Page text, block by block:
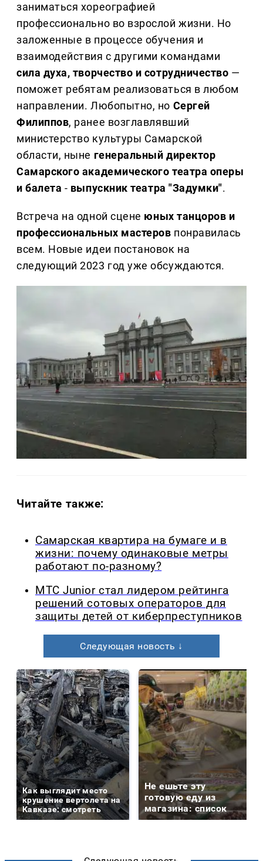
заниматься хореографией
профессионально во взрослой жизни. Но
заложенные в процессе обучения и
взаимодействия с другими командами
сила духа, творчество и сотрудничество —
поможет ребятам реализоваться в любом
направлении. Любопытно, но Сергей
Филиппов, ранее возглавлявший
министерство культуры Самарской
области, ныне генеральный директор
Самарского академического театра оперы
и балета - выпускник театра "Задумки".
Встреча на одной сцене юных танцоров и
профессиональных мастеров понравилась
всем. Новые идеи постановок на
следующий 2023 год уже обсуждаются.
Читайте также:
Самарская квартира на бумаге и в
жизни: почему одинаковые метры
работают по-разному?
МТС Junior стал лидером рейтинга
решений сотовых операторов для
защиты детей от киберпреступников
Следующая новость ↓
Как выглядит место
крушение вертолета на
Кавказе: смотреть
Не ешьте эту
готовую еду из
магазина: список